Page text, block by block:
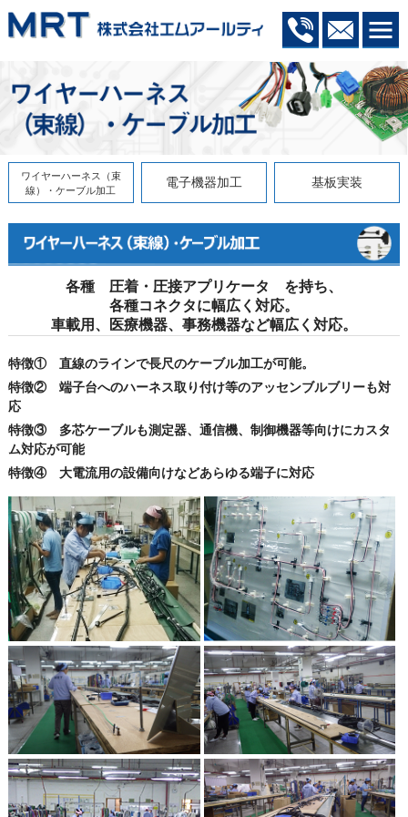
ワイヤーハーネス（束
線）・ケーブル加工
電子機器加工 基板実装
各種 圧着・圧接アプリケータ を持ち、
各種コネクタに幅広く対応。
車載用、医療機器、事務機器など幅広く対応。
特徴① 直線のラインで長尺のケーブル加工が可能。
特徴② 端子台へのハーネス取り付け等のアッセンブルブリーも対
応
特徴③ 多芯ケーブルも測定器、通信機、制御機器等向けにカスタ
ム対応が可能
特徴④ 大電流用の設備向けなどあらゆる端子に対応